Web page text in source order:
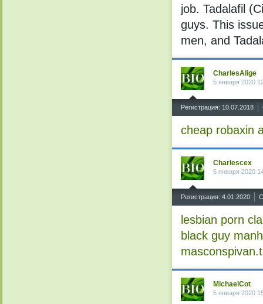
job. Tadalafil
guys. This
men, and
CharlesAlige
5 января 2020
Регистрация: 10.07.2018
cheap robaxin
Charlescex
5 января 2020
Регистрация: 4.01.2020
lesbian porn
black guy
MichaelCot
5 января 2020